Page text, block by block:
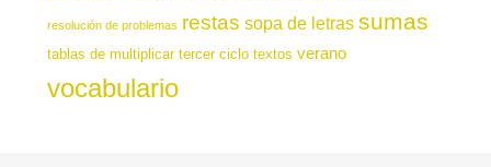
resolución de problemas restas sopa de letras sumas
tablas de multiplicar tercer ciclo textos verano
vocabulario